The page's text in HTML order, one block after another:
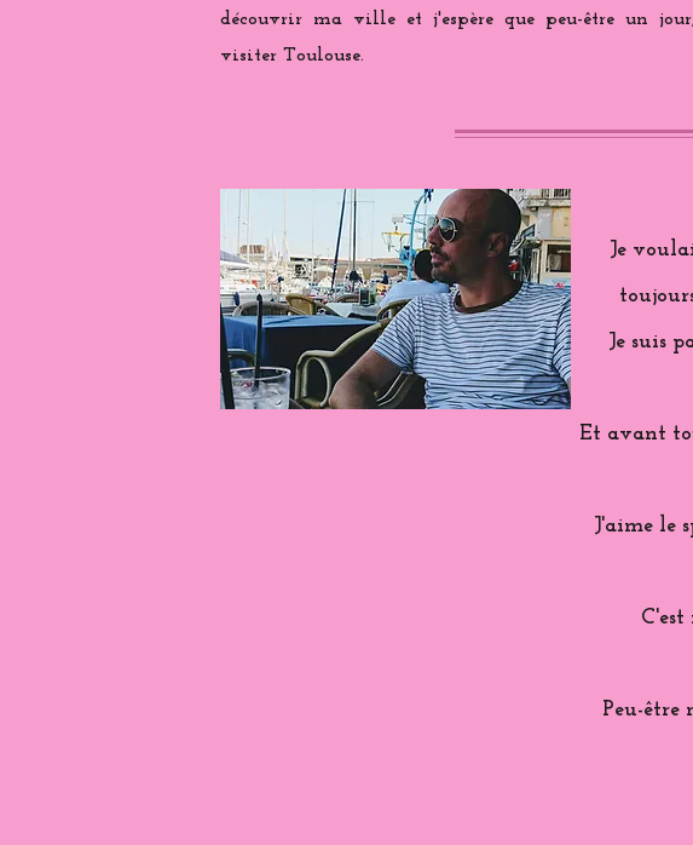
découvrir ma ville et j'espère que peu-être un
visiter Toulouse.
Je
Je suis
Et avant
J'aime le
Peu-être